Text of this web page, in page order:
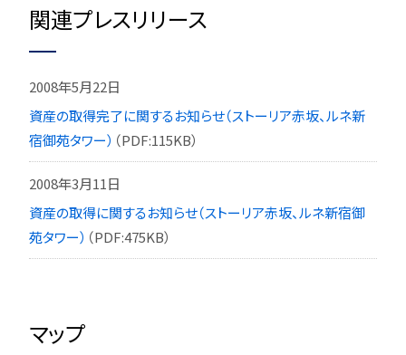
関連プレスリリース
2008年5月22日
資産の取得完了に関するお知らせ（ストーリア赤坂、ルネ新
宿御苑タワー） （PDF:115KB）
2008年3月11日
資産の取得に関するお知らせ（ストーリア赤坂、ルネ新宿御
苑タワー） （PDF:475KB）
マップ